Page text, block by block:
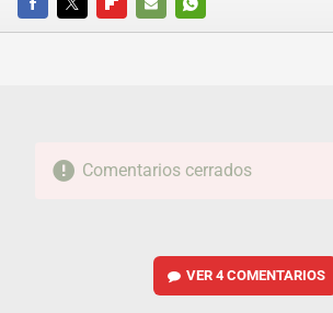
FACEBOOKTWITTERFLIPBOARD
E-
WHATSAPP
Comentarios cerrados
VER4 COMENTARIOS